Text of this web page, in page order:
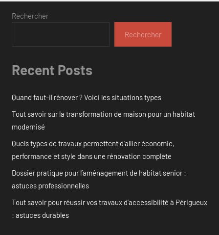
Rechercher
Rechercher
Recent Posts
Quand faut-il rénover ? Voici les situations types
Tout savoir sur la transformation de maison pour un habitat
modernisé
Quels types de travaux permettent d’allier économie,
performance et style dans une rénovation complète
Dossier pratique pour l’aménagement de habitat senior :
astuces professionnelles
Tout savoir pour réussir vos travaux d’accessibilité à Périgueux
: astuces durables